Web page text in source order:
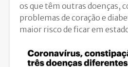
os que têm outras doenças,
problemas de coração e
maior risco de ficar em